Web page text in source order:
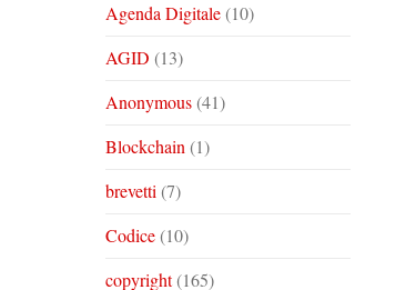
Agenda Digitale(10)
AGID (13)
Anonymous(41)
Blockchain (1)
brevetti (7)
Codice(10)
copyright(165)